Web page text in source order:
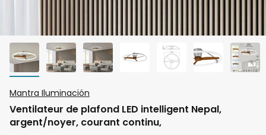
the
beginning
Mantra Iluminación
Ventilateur de plafond LED intelligent Nepal,
argent/noyer, courant continu,